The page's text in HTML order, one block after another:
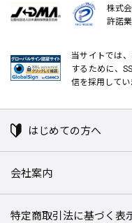
株式
許諾
当サイトでは
するために、
信を採用してい
はじめての方へ
会社案内
特定商取引法に基づく表